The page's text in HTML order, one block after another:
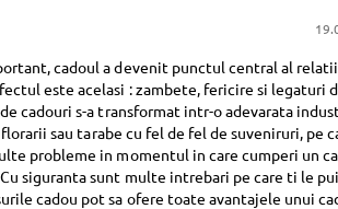
cadoul a devenit punctul central al
este acelasi : zambete, fericire si legaturi
cadouri s-a transformat intr-o adevarata
sau tarabe cu fel de fel de suveniruri,
probleme in momentul in care cumperi un
siguranta sunt multe intrebari pe care ti le
cadou pot sa ofere toate avantajele unui